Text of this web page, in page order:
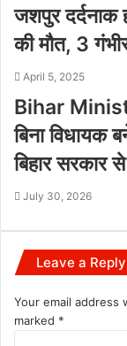
जशपुर दर्दनाक
की मौत, 3
April 5, 2025
Bihar
बिना विधायक
बिहार सरकार
July 30, 2026
Leave a Reply
Your email address
marked *